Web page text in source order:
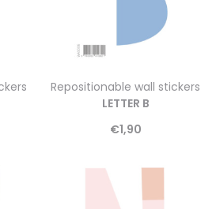
Repositionable wall stickers
LETTER B
€1,90